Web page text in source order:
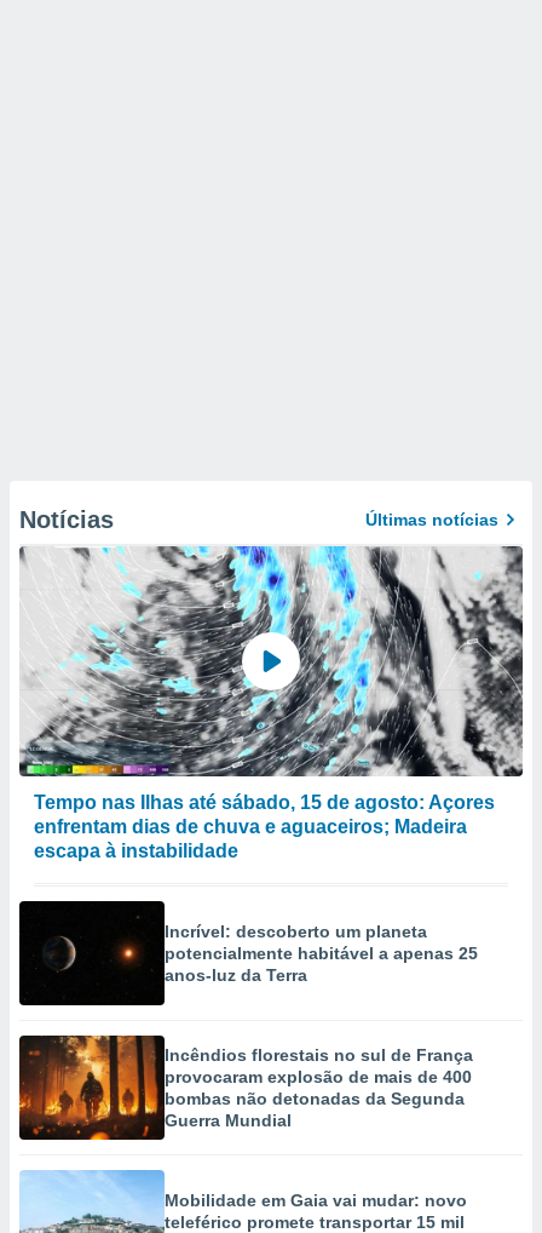
Notícias Últimas notícias
Tempo nas Ilhas até sábado, 15 de agosto: Açores
enfrentam dias de chuva e aguaceiros; Madeira
escapa à instabilidade
Incrível: descoberto um planeta
potencialmente habitável a apenas 25
anos-luz da Terra
Incêndios florestais no sul de França
provocaram explosão de mais de 400
bombas não detonadas da Segunda
Guerra Mundial
Mobilidade em Gaia vai mudar: novo
teleférico promete transportar 15 mil